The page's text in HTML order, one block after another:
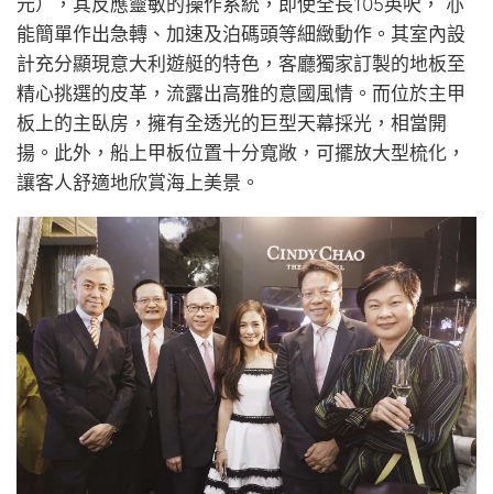
能簡單作出急轉、加速及泊碼頭等細緻動作。其室內設
計充分顯現意大利遊艇的特色，客廳獨家訂製的地板至
精心挑選的皮革，流露出高雅的意國風情。而位於主甲
板上的主臥房，擁有全透光的巨型天幕採光，相當開
揚。此外，船上甲板位置十分寬敞，可擺放大型梳化，
讓客人舒適地欣賞海上美景。